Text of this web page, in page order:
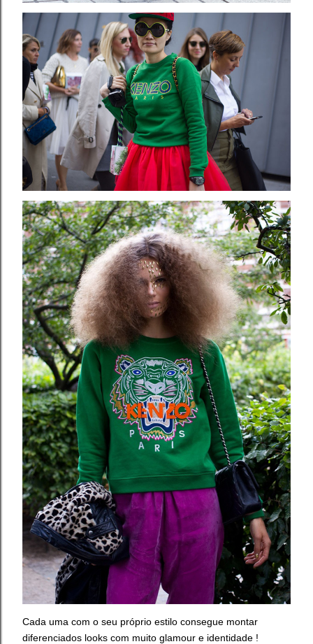
Cada uma com o seu próprio estilo consegue montar
diferenciados looks com muito glamour e identidade !